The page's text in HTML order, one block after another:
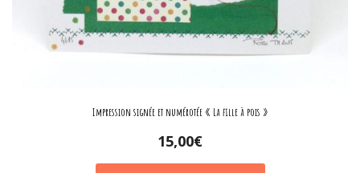
Impression signée et numérotée « La fille à pois »
15,00€